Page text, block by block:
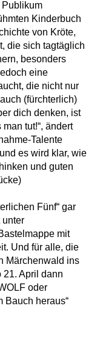
Publikum
Kinderbuch
von Kröte,
die sich tagtäglich
besonders
eine
die nicht nur
(fürchterlich)
dich denken, ist
tut!“, ändert
Talente
es wird klar, wie
und guten
Fünf“ gar
unter
mit
Und für alle, die
Märchenwald ins
21. April dann
oder
Bauch heraus“